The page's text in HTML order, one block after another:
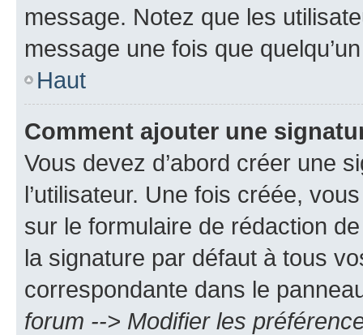
message. Notez que les
message une fois que
Haut
Comment ajouter une
Vous devez d’abord créer une
l’utilisateur. Une fois créée,
sur le formulaire de rédaction
la signature par défaut à tous
correspondante dans le
forum --> Modifier les